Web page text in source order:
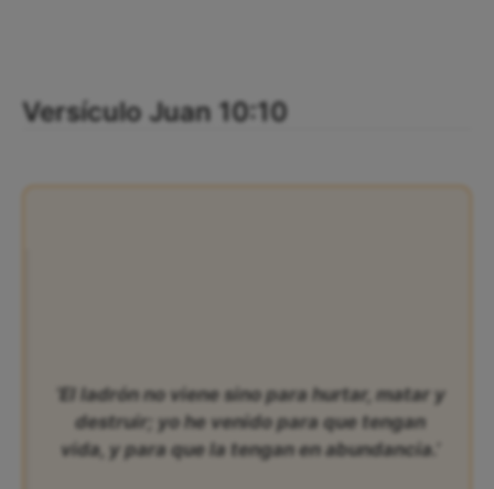
Versículo Juan 10:10
‘El ladrón no viene sino para hurtar, matar y
destruir; yo he venido para que tengan
vida, y para que la tengan en abundancia.’